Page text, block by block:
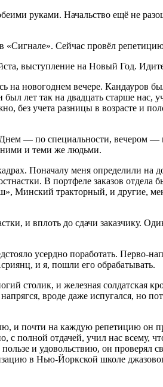
руками. Начальство ещё не
Сейчас провёл
выступление на Новый Год.
на новогоднем вечере. Кандауров
лет так на двадцать старше нас,
без учета разницы в возрасте и
— по специальности, вечером —
и теми же людьми.
Поначалу меня определили на
В портфеле заказов отдела
Минский тракторный, и другие,
и вплоть до сдачи заказчику.
усердно поработать. Перво-
и я, пошли его обрабатывать.
столик, и железная солдатская
вроде даже испугался, но
и почти на каждую репетицию он
полной отдачей, учил нас всему,
и удовольствию, он проверял
в Нью-Йоркской школе